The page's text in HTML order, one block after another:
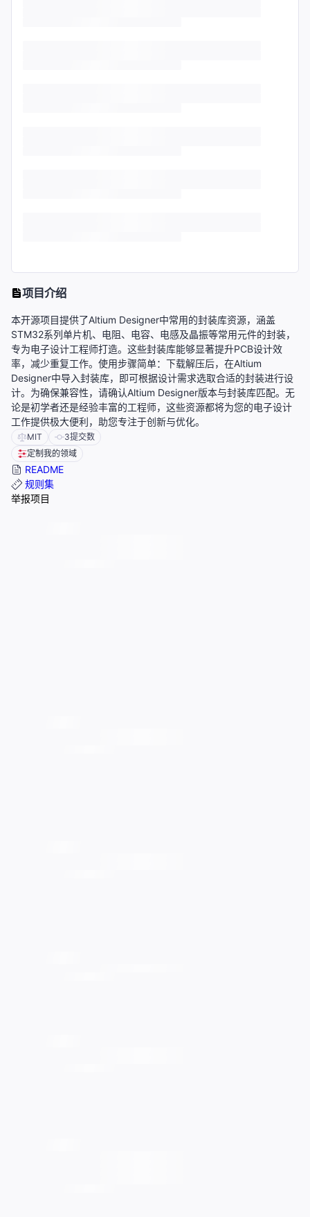
项目介绍
本开源项目提供了Altium Designer中常用的封装库资源，涵盖
STM32系列单片机、电阻、电容、电感及晶振等常用元件的封装，
专为电子设计工程师打造。这些封装库能够显著提升PCB设计效
率，减少重复工作。使用步骤简单：下载解压后，在Altium
Designer中导入封装库，即可根据设计需求选取合适的封装进行设
计。为确保兼容性，请确认Altium Designer版本与封装库匹配。无
论是初学者还是经验丰富的工程师，这些资源都将为您的电子设计
工作提供极大便利，助您专注于创新与优化。
MIT 3提交数
定制我的领域
README
规则集
举报项目